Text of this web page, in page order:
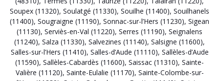
Soupex (11320), Soulatgé (11330), Souilhe (11400), Souilhanels
(11400), Sougraigne (11190), Sonnac-sur-l’Hers (11230), Sigean
(11130), Serviès-en-Val (11220), Serres (11190), Seignalens
(11240), Salza (11330), Salvezines (11140), Salsigne (11600),
Salles-sur-l’Hers (11410), Salles-d’Aude (11110), Sallèles-d’Aude
(11590), Sallèles-Cabardès (11600), Saissac (11310), Sainte-
Valière (11120), Sainte-Eulalie (11170), Sainte-Colombe-sur-